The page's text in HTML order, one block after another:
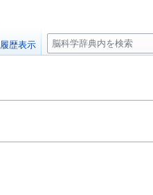
履歴表示
検
索